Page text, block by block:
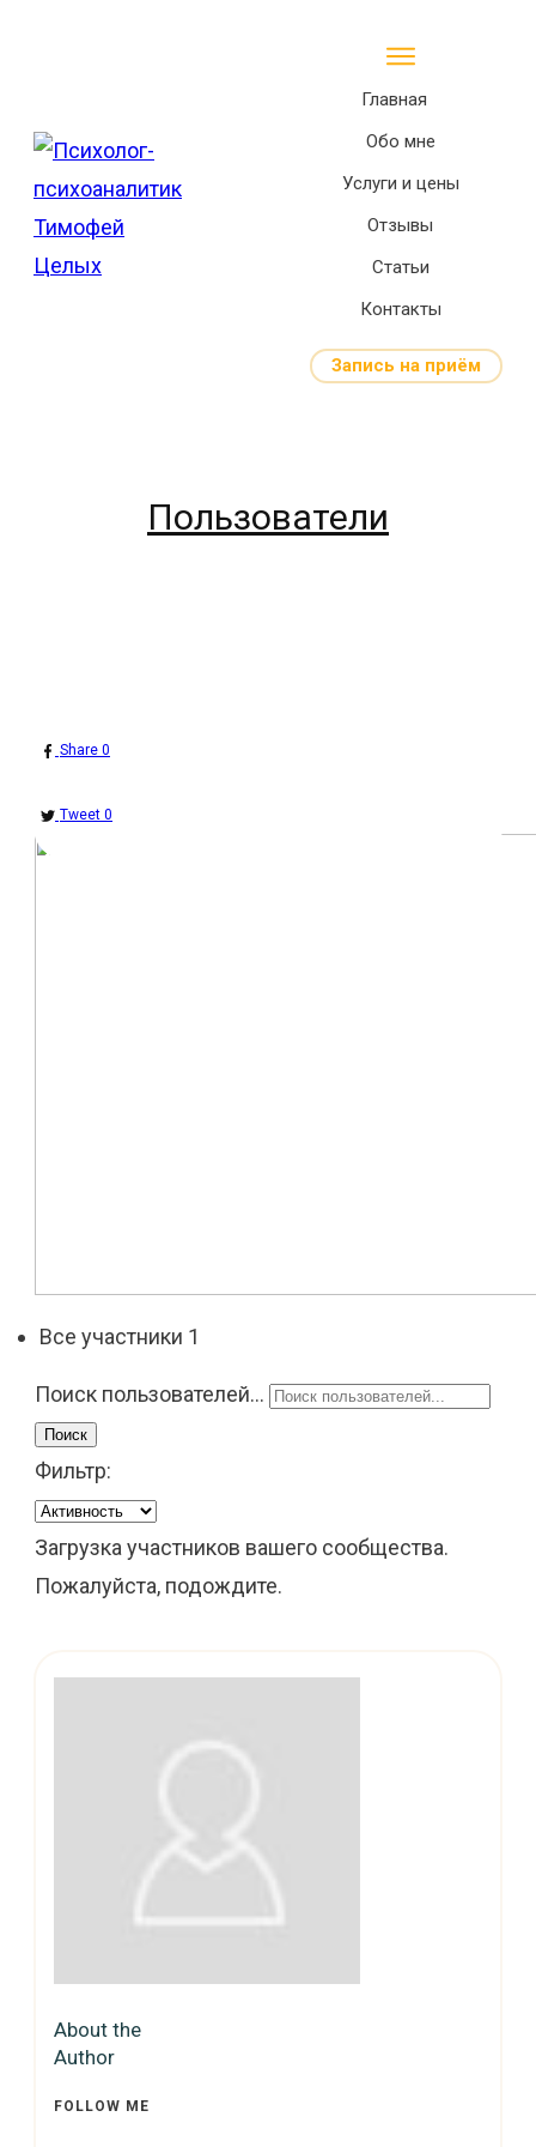
Главная
Обо мне
Услуги и цены
Отзывы
Статьи
Контакты
Запись на приём
Пользователи
Share 0
Tweet 0
Все участники 1
Поиск пользователей...
Поиск
Фильтр:
Загрузка участников вашего сообщества.
Пожалуйста, подождите.
About the
Author
FOLLOW ME